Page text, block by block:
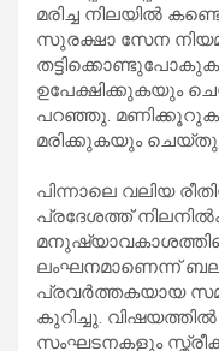
മരിച്ച നിലയില്‍
സുരക്ഷാ സേന
ഉപേക്ഷിക്കുകയും
പറഞ്ഞു.
മരിക്കുകയും ചെയ്തു.
പിന്നാലെ വലിയ
പ്രദേശത്ത്
ലംഘനമാണെന്ന്
പ്രവര്‍ത്തകയായ
കുറിച്ചു.
സംഘടനകളും